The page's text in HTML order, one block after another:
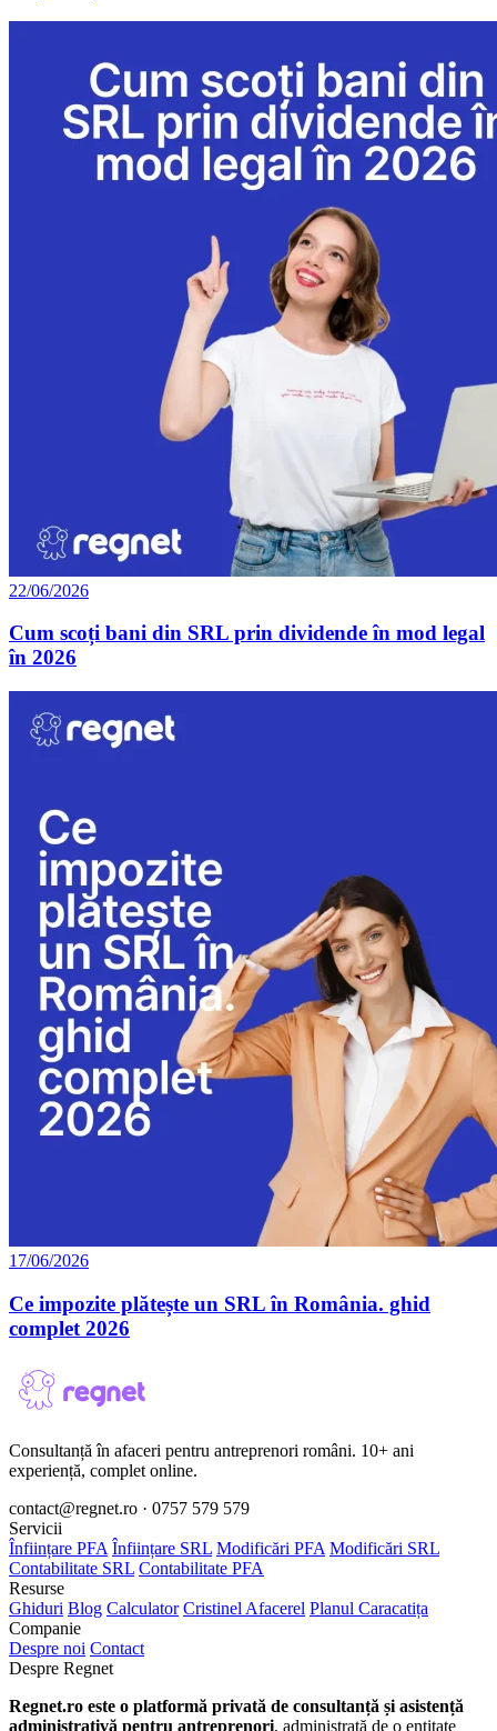
22/06/2026
Cum scoți bani din SRL prin dividende în mod legal
în 2026
17/06/2026
Ce impozite plătește un SRL în România. ghid
complet 2026
Consultanță în afaceri pentru antreprenori români. 10+ ani
experiență, complet online.
contact@regnet.ro · 0757 579 579
Servicii
Înființare PFA Înființare SRL Modificări PFA Modificări SRL
Contabilitate SRL Contabilitate PFA
Resurse
Ghiduri Blog Calculator Cristinel Afacerel Planul Caracatița
Companie
Despre noi Contact
Despre Regnet
Regnet.ro este o platformă privată de consultanță și asistență
administrativă pentru antreprenori, administrată de o entitate